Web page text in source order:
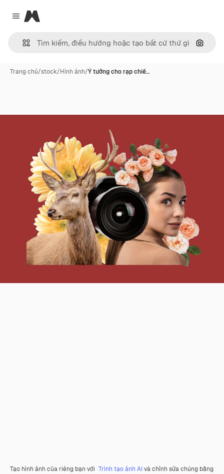
Close menu
Magnific
Tìm
Trang chủ/stock/Hình ảnh/Ý tưởng cho rạp chiế…
Tạo hình ảnh của riêng bạn với Trình tạo ảnh AIvà chỉnh sửa chúng bằng